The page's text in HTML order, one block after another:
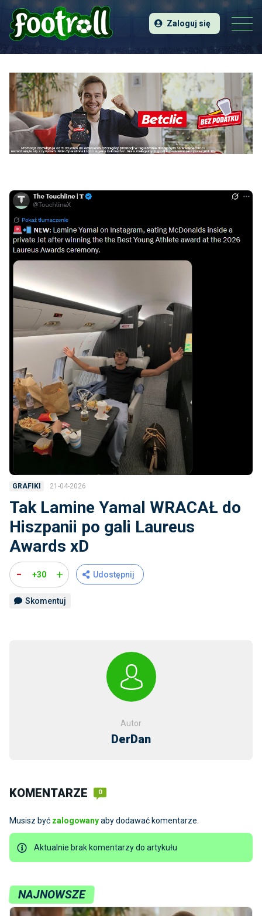
Zaloguj się
GRAFIKI 21-04-2026
Tak Lamine Yamal WRACAŁ do
Hiszpanii po gali Laureus
Awards xD
- +30 + Udostępnij
Skomentuj
Autor
DerDan
KOMENTARZE 0
Musisz być zalogowanyaby dodawać komentarze.
Aktualnie brak komentarzy do artykułu
NAJNOWSZE